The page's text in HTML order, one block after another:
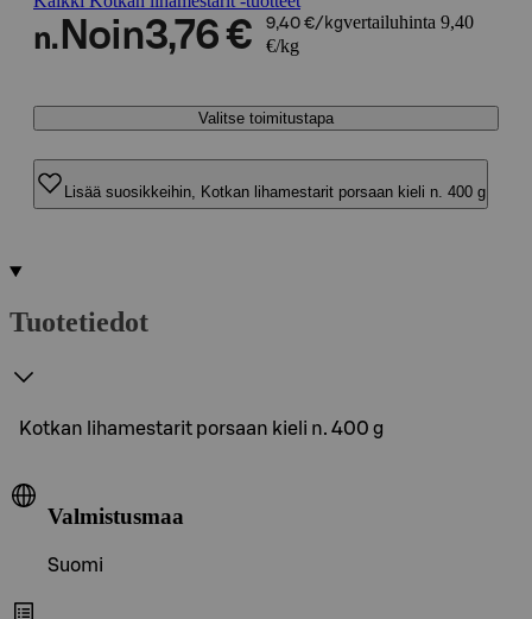
n. Noin3,76 € 9,40 €/kgvertailuhinta 9,40
€/kg
Valitse toimitustapa
Lisää suosikkeihin, Kotkan lihamestarit porsaan kieli n. 400 g
Tuotetiedot
Kotkan lihamestarit porsaan kieli n. 400 g
Valmistusmaa
Suomi